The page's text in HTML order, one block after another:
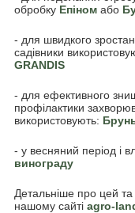
обробку Епіном або
- для швидкого
садівники
GRANDIS
- для ефективного
профілактики
використовують:
- у весняний період і
винограду
Детальніше про цей
нашому сайті agro-